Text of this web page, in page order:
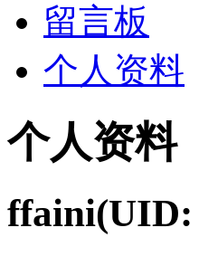
留言板
个人资料
个人资料
ffaini(UID: